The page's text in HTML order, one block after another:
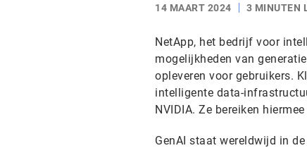
14 MAART 2024 3 MINUTEN
NetApp, het bedrijf voor
mogelijkheden van
opleveren voor gebruikers.
intelligente data-
NVIDIA. Ze bereiken
GenAI staat wereldwijd in